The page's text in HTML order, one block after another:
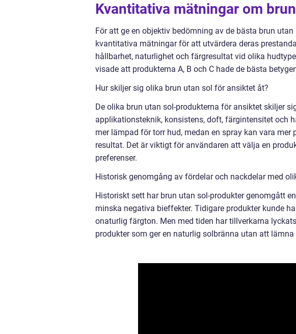
Kvantitativa mätningar om
För att ge en objektiv bedömning av de bästa brun
kvantitativa mätningar för att utvärdera deras
hållbarhet, naturlighet och färgresultat vid olika
visade att produkterna A, B och C hade de bästa
Hur skiljer sig olika brun utan sol för ansiktet åt?
De olika brun utan sol-produkterna för ansiktet skiljer
applikationsteknik, konsistens, doft, färgintensitet och
mer lämpad för torr hud, medan en spray kan vara
resultat. Det är viktigt för användaren att välja en
preferenser.
Historisk genomgång av fördelar och nackdelar med
Historiskt sett har brun utan sol-produkter genomgått
minska negativa bieffekter. Tidigare produkter kunde
onaturlig färgton. Men med tiden har tillverkarna
produkter som ger en naturlig solbränna utan att